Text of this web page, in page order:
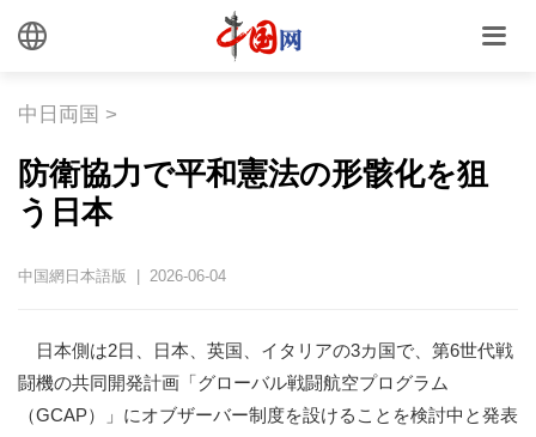
中日両国 >
防衛協力で平和憲法の形骸化を狙
う日本
中国網日本語版 | 2026-06-04
日本側は2日、日本、英国、イタリアの3カ国で、第6世代戦
闘機の共同開発計画「グローバル戦闘航空プログラム
（GCAP）」にオブザーバー制度を設けることを検討中と発表